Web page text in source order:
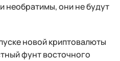
необратимы, они не будут
новой криптовалюты
фунт восточного